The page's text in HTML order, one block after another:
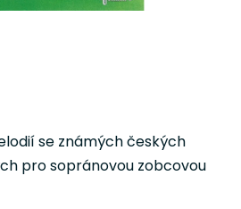
se známých českých
pro sopránovou zobcovou